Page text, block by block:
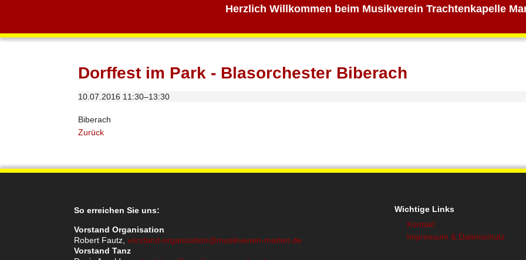
Herzlich Willkommen beim Musikverein Trachtenkapelle
Dorffest im Park - Blasorchester Biberach
10.07.2016 11:30–13:30
Biberach
Zurück
So erreichen Sie uns:
Vorstand Organisation
Robert Fautz, vorstand-organisation@musikverein-marlen.de
Vorstand Tanz
Wichtige Links
Kontakt
Impressum & Datenschutz